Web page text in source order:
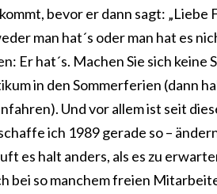
bevor er dann sagt:
man hat´s oder man hat es
Er hat´s. Machen Sie sich
in den Sommerferien (dann
Und vor allem ist seit
ich 1989 gerade so –
es halt anders, als es zu
bei so manchem freien